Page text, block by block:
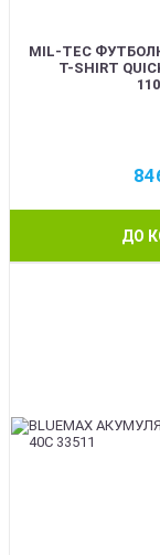
MIL-TEC
T-SHIRT
ДО